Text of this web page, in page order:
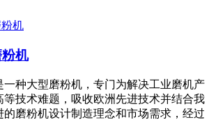
机
一种大型磨粉机，专门为解决工业磨机产
等技术难题，吸收欧洲先进技术并结合我
的磨粉机设计制造理念和市场需求，经过